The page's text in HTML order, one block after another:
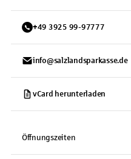
+49 3925 99-97777
info@salzlandsparkasse.de
vCard herunterladen
Öffnungszeiten